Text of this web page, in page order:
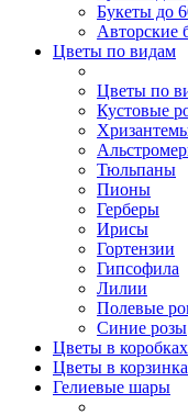
Букеты до
Авторские
Цветы по видам
Цветы по
Кустовые
Тюльпаны
Пионы
Герберы
Ирисы
Гортензии
Гипсофила
Лилии
Полевые
Синие розы
Цветы в коробках
Цветы в
Гелиевые шары